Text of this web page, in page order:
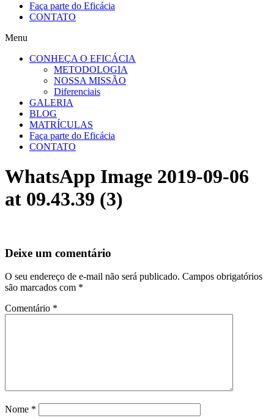
Faça parte do Eficácia
CONTATO
Menu
CONHEÇA O EFICÁCIA
METODOLOGIA
NOSSA MISSÃO
Diferenciais
GALERIA
BLOG
MATRÍCULAS
Faça parte do Eficácia
CONTATO
WhatsApp Image 2019-09-06
at 09.43.39 (3)
Deixe um comentário
O seu endereço de e-mail não será publicado. Campos obrigatórios
são marcados com *
Comentário *
Nome *